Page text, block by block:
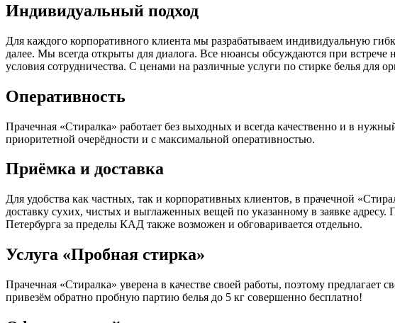
Индивидуальный подход
Для каждого корпоративного клиента мы разрабатываем индивидуальную
далее. Мы всегда открыты для диалога. Все нюансы обсуждаются при
условия сотрудничества. С ценами на различные услуги по стирке белья
Оперативность
Прачечная «Стиралка» работает без выходных и всегда качественно и в
приоритетной очерёдности и с максимальной оперативностью.
Приёмка и доставка
Для удобства как частных, так и корпоративных клиентов, в прачечной
доставку сухих, чистых и выглаженных вещей по указанному в заявке
Петербурга за пределы КАД также возможен и обговаривается отдельно.
Услуга «Пробная стирка»
Прачечная «Стиралка» уверена в качестве своей работы, поэтому
привезём обратно пробную партию белья до 5 кг совершенно бесплатно!